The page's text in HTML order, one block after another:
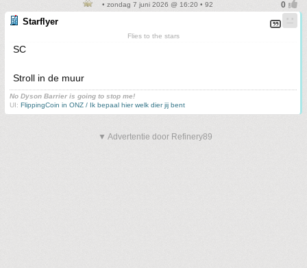
• zondag 7 juni 2026 @ 16:20 • 92
Starflyer
Flies to the stars
SC
Stroll in de muur
No Dyson Barrier is going to stop me!
UI: FlippingCoin in ONZ / Ik bepaal hier welk dier jij bent
▼ Advertentie door Refinery89